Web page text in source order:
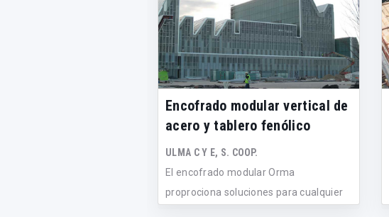
Encofrado modular vertical de
acero y tablero fenólico
ULMA C Y E, S. COOP.
El encofrado modular Orma
proprociona soluciones para cualquier